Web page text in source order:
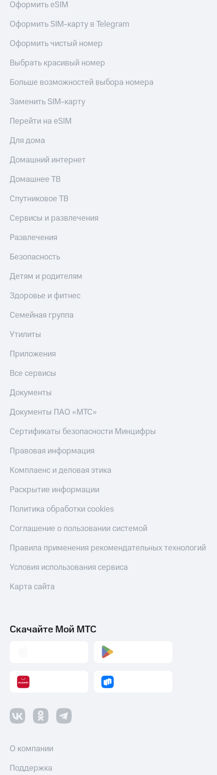
Оформить eSIM
Оформить SIM-карту в Telegram
Оформить чистый номер
Выбрать красивый номер
Больше возможностей выбора номера
Заменить SIM-карту
Перейти на eSIM
Для дома
Домашний интернет
Домашнее ТВ
Спутниковое ТВ
Сервисы и развлечения
Развлечения
Безопасность
Детям и родителям
Здоровье и фитнес
Семейная группа
Утилиты
Приложения
Все сервисы
Документы
Документы ПАО «МТС»
Сертификаты безопасности Минцифры
Правовая информация
Комплаенс и деловая этика
Раскрытие информации
Политика обработки cookies
Соглашение о пользовании системой
Правила применения рекомендательных технологий
Условия использования сервиса
Карта сайта
Скачайте Мой МТС
О компании
Поддержка